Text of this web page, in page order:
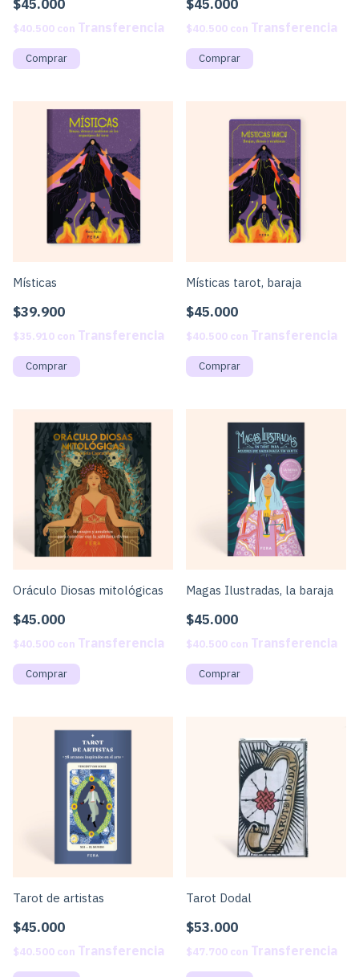
$45.000
$40.500 con
$45.000
$40.500 con
Místicas
$39.900
$35.910 con
Místicas tarot, baraja
$45.000
$40.500 con
Oráculo Diosas mitológicas
$45.000
$40.500 con
Magas Ilustradas, la baraja
$45.000
$40.500 con
Tarot de artistas
$45.000
$40.500 con
Tarot Dodal
$53.000
$47.700 con